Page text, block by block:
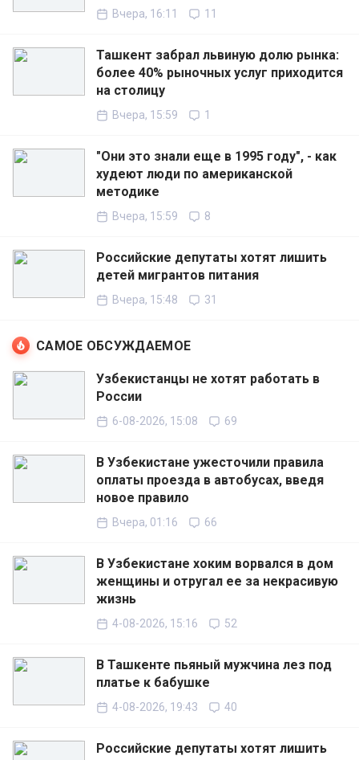
Вчера, 16:11 11
Ташкент забрал львиную долю рынка:
более 40% рыночных услуг приходится
на столицу
Вчера, 15:59 1
"Они это знали еще в 1995 году", - как
худеют люди по американской
методике
Вчера, 15:59 8
Российские депутаты хотят лишить
детей мигрантов питания
Вчера, 15:48 31
САМОЕ ОБСУЖДАЕМОЕ
Узбекистанцы не хотят работать в
России
6-08-2026, 15:08 69
В Узбекистане ужесточили правила
оплаты проезда в автобусах, введя
новое правило
Вчера, 01:16 66
В Узбекистане хоким ворвался в дом
женщины и отругал ее за некрасивую
жизнь
4-08-2026, 15:16 52
В Ташкенте пьяный мужчина лез под
платье к бабушке
4-08-2026, 19:43 40
Российские депутаты хотят лишить